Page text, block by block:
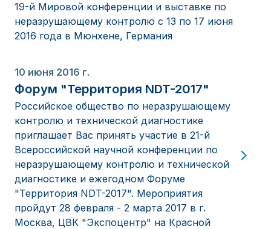
19-й Мировой конференции и выставке по
неразрушающему контролю с 13 по 17 июня
2016 года в Мюнхене, Германия
10 июня 2016 г.
Форум "Территория NDT-2017"
Российское общество по неразрушающему
контролю и технической диагностике
приглашает Вас принять участие в 21-й
Всероссийской научной конференции по
неразрушающему контролю и технической
диагностике и ежегодном Форуме
"Территория NDT-2017". Мероприятия
пройдут 28 февраля - 2 марта 2017 в г.
Москва, ЦВК "Экспоцентр" на Красной